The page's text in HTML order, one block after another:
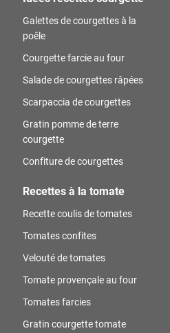
Galettes de courgettes à la
poêle
Courgette farcie au four
Salade de courgettes râpées
Scarpaccia de courgettes
Gratin pomme de terre
courgette
Confiture de courgettes
Recettes à la tomate
Recette coulis de tomates
Tomates confites
Velouté de tomates
Tomate provençale au four
Tomates farcies
Gratin courgette tomate